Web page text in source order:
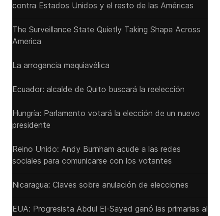
contra Estados Unidos y el resto de las Américas
The Surveillance State Quietly Taking Shape Across
America
La arrogancia maquiavélica
Ecuador: alcalde de Quito buscará la reelección
Hungría: Parlamento votará la elección de un nuevo
presidente
Reino Unido: Andy ‌Burnham acude a las redes
sociales para comunicarse con los votantes
Nicaragua: Claves sobre anulación de elecciones
EUA: Progresista Abdul El-Sayed ganó las primarias al